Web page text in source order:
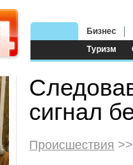
Туризм
Бизнес
сигнал
Происшествия